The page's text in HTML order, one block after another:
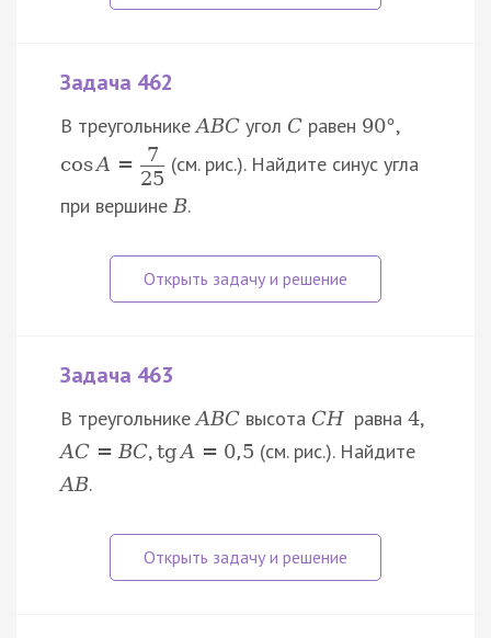
Задача 462
В треугольникеABC угол C равен 90°,
cosA =
7
25
(см. рис.). Найдите синус угла
при вершинеB.
Задача 463
В треугольникеABC высота CH равна4,
AC = BC,tg A = 0,5 (см. рис.). Найдите
AB.